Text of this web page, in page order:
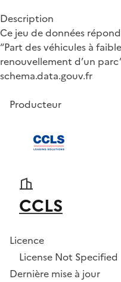
Description
Ce jeu de données
“Part des véhicules à
renouvellement d’un
schema.data.gouv.fr
Producteur
CCLS
Licence
License Not Specified
Dernière mise à jour